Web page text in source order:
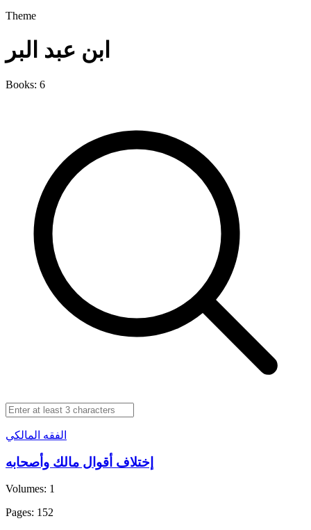
Theme
ابن عبد البر
Books: 6
الفقه المالكي
إختلاف أقوال مالك وأصحابه
Volumes: 1
Pages: 152